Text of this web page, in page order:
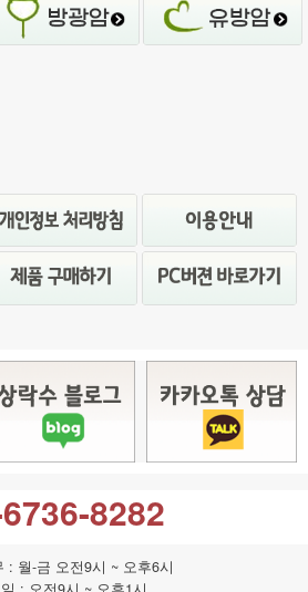
8282
: 월-금 오전9시 ~ 오후6시